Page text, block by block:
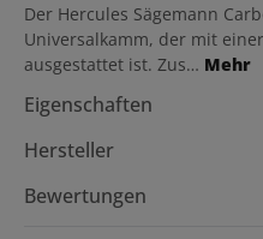
Der Hercules Sägemann
Universalkamm, der mit
ausgestattet ist. Zus… Mehr
Eigenschaften
Hersteller
Bewertungen